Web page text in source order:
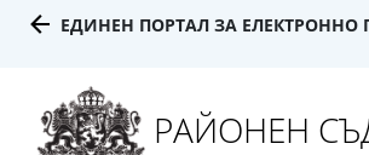
ЕДИНЕН ПОРТАЛ ЗА ЕЛЕКТРОННО
РАЙОНЕН